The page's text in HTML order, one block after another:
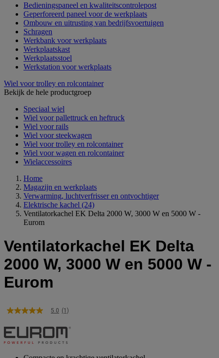
Bedieningspaneel en kwaliteitscontrolepost
Geperforeerd paneel voor de werkplaats
Ombouw en uitrusting van bedrijfsvoertuigen
Schragen
Werkbank voor werkplaats
Werkplaatskast
Werkplaatsstoel
Werkstation voor werkplaats
Wiel voor trolley en rolcontainer
Bekijk de hele productgroep
Speciaal wiel
Wiel voor pallettruck en heftruck
Wiel voor rails
Wiel voor steekwagen
Wiel voor trolley en rolcontainer
Wiel voor wagen en rolcontainer
Wielaccessoires
Home
Magazijn en werkplaats
Verwarming, luchtverfrisser en ontvochtiger
Elektrische kachel (24)
Ventilatorkachel EK Delta 2000 W, 3000 W en 5000 W -
Eurom
Ventilatorkachel EK Delta
2000 W, 3000 W en 5000 W -
Eurom
5.0
5
sterren,
gemiddelde
5.0 (1)